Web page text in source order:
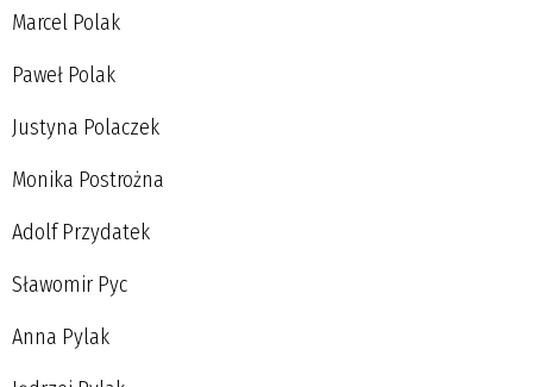
Marcel Polak
Paweł Polak
Justyna Polaczek
Monika Postrożna
Adolf Przydatek
Sławomir Pyc
Anna Pylak